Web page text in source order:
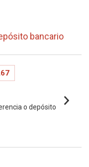
bancario
o depósito